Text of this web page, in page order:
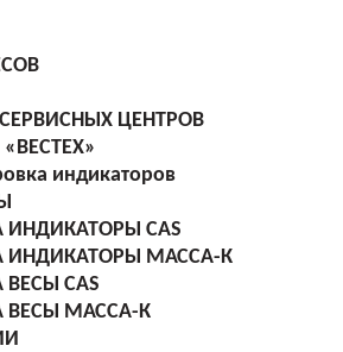
ЦЕНТРОВ
индикаторов
ИНДИКАТОРЫ CAS
ИНДИКАТОРЫ МАССА-К
CAS
ВЕСЫ МАССА-К